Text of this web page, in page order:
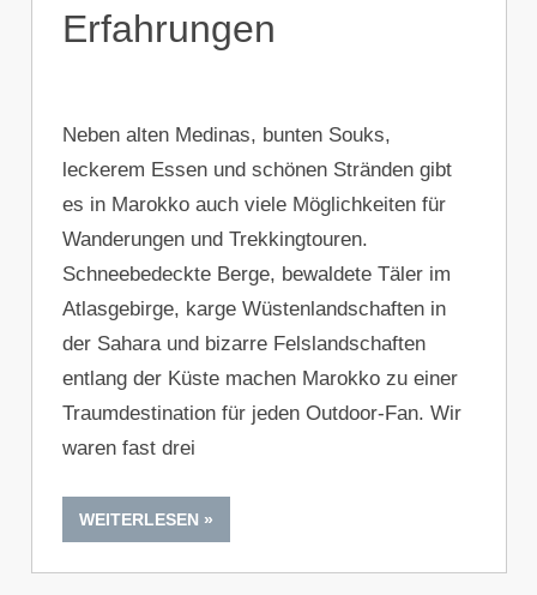
Erfahrungen
Neben alten Medinas, bunten Souks,
leckerem Essen und schönen Stränden gibt
es in Marokko auch viele Möglichkeiten für
Wanderungen und Trekkingtouren.
Schneebedeckte Berge, bewaldete Täler im
Atlasgebirge, karge Wüstenlandschaften in
der Sahara und bizarre Felslandschaften
entlang der Küste machen Marokko zu einer
Traumdestination für jeden Outdoor-Fan. Wir
waren fast drei
WEITERLESEN